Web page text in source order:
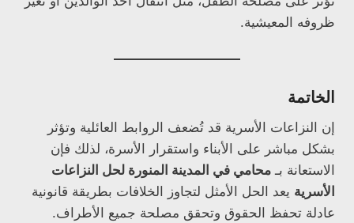
ظروفه المعيشية.
الخاتمة
إن النزاعات الأسرية قد تُضعف الروابط العائلية وتؤثر
بشكل مباشر على الأبناء واستقرار الأسرة، لذلك فإن
الاستعانة بـ محامي في المدينة المنورة لحل النزاعات
الأسرية يعد الحل الأمثل لتجاوز الخلافات بطريقة قانونية
عادلة تحفظ الحقوق وتحقق مصلحة جميع الأطراف.